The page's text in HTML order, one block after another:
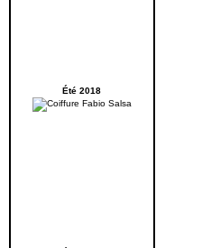
Été 2018